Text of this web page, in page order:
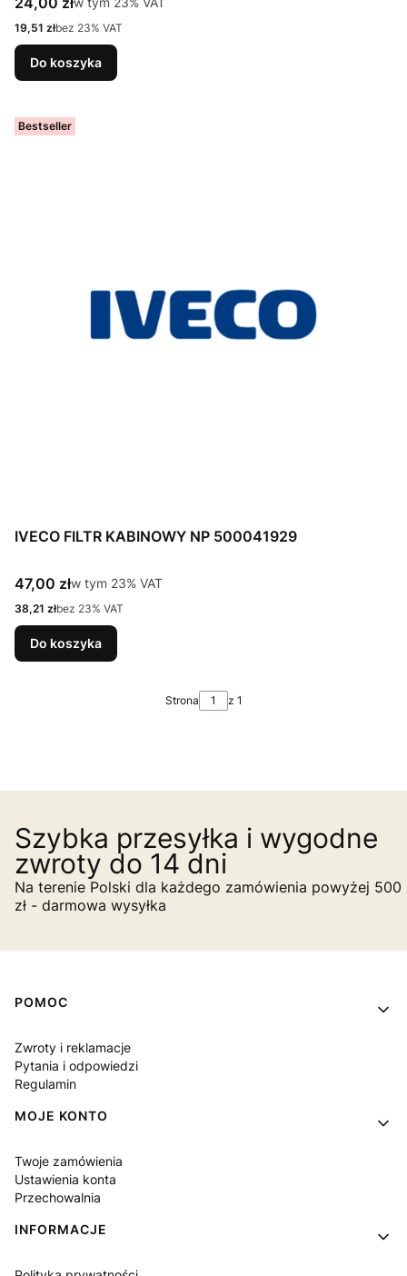
Cena netto
19,51 złbez 23% VAT
Do koszyka
Bestseller
IVECO FILTR KABINOWY NP 500041929
Cena brutto
47,00 złw tym %s VAT
w tym 23% VAT
Cena netto
38,21 złbez 23% VAT
Do koszyka
Strona z 1
Szybka przesyłka i wygodne
zwroty do 14 dni
Na terenie Polski dla każdego zamówienia powyżej 500
zł - darmowa wysyłka
Linki w stopce
POMOC
Zwroty i reklamacje
Pytania i odpowiedzi
Regulamin
MOJE KONTO
Twoje zamówienia
Ustawienia konta
Przechowalnia
INFORMACJE